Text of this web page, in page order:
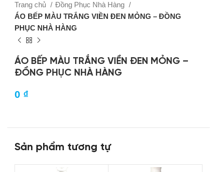
Trang chủ
Đồng Phục Nhà Hàng
ÁO BẾP MÀU TRẮNG VIỀN ĐEN MỎNG – ĐỒNG
PHỤC NHÀ HÀNG
ÁO BẾP MÀU TRẮNG VIỀN ĐEN MỎNG –
ĐỒNG PHỤC NHÀ HÀNG
0 ₫
Sản phẩm tương tự